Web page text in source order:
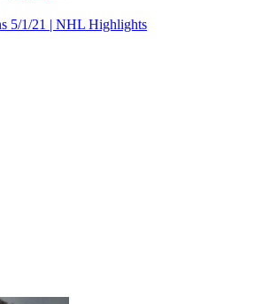
5/1/21 | NHL Highlights